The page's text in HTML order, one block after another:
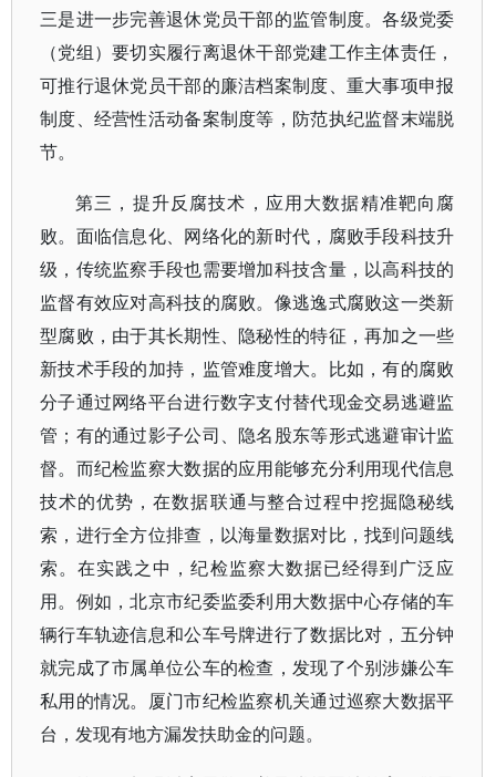
三是进一步完善退休党员干部的监管制度。各级党委
（党组）要切实履行离退休干部党建工作主体责任，
可推行退休党员干部的廉洁档案制度、重大事项申报
制度、经营性活动备案制度等，防范执纪监督末端脱
节。
第三，提升反腐技术，应用大数据精准靶向腐
败。面临信息化、网络化的新时代，腐败手段科技升
级，传统监察手段也需要增加科技含量，以高科技的
监督有效应对高科技的腐败。像逃逸式腐败这一类新
型腐败，由于其长期性、隐秘性的特征，再加之一些
新技术手段的加持，监管难度增大。比如，有的腐败
分子通过网络平台进行数字支付替代现金交易逃避监
管；有的通过影子公司、隐名股东等形式逃避审计监
督。而纪检监察大数据的应用能够充分利用现代信息
技术的优势，在数据联通与整合过程中挖掘隐秘线
索，进行全方位排查，以海量数据对比，找到问题线
索。在实践之中，纪检监察大数据已经得到广泛应
用。例如，北京市纪委监委利用大数据中心存储的车
辆行车轨迹信息和公车号牌进行了数据比对，五分钟
就完成了市属单位公车的检查，发现了个别涉嫌公车
私用的情况。厦门市纪检监察机关通过巡察大数据平
台，发现有地方漏发扶助金的问题。